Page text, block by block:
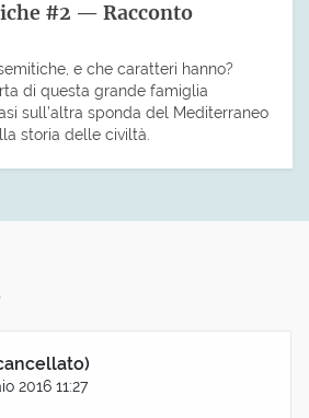
#2 — Racconto
e che caratteri hanno?
di questa grande famiglia
sull’altra sponda del Mediterraneo
storia delle civiltà.
2016 11:27